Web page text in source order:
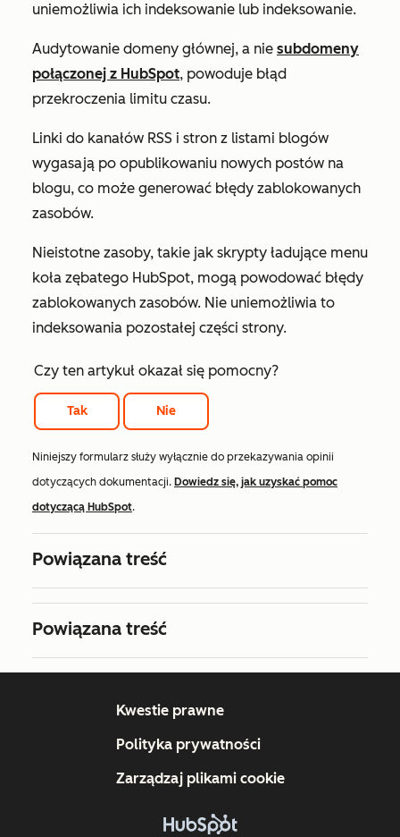
uniemożliwia ich indeksowanie lub indeksowanie.
Audytowanie domeny głównej, a nie subdomeny
połączonej z HubSpot, powoduje błąd
przekroczenia limitu czasu.
Linki do kanałów RSS i stron z listami blogów
wygasają po opublikowaniu nowych postów na
blogu, co może generować błędy zablokowanych
zasobów.
Nieistotne zasoby, takie jak skrypty ładujące menu
koła zębatego HubSpot, mogą powodować błędy
zablokowanych zasobów. Nie uniemożliwia to
indeksowania pozostałej części strony.
Czy ten artykuł okazał się pomocny?
Tak Nie
Niniejszy formularz służy wyłącznie do przekazywania opinii
dotyczących dokumentacji. Dowiedz się, jak uzyskać pomoc
dotyczącą HubSpot.
Powiązana treść
Powiązana treść
Kwestie prawne
Polityka prywatności
Zarządzaj plikami cookie